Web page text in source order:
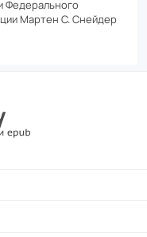
Феде­раль­ного
Мартен С. Снейдер